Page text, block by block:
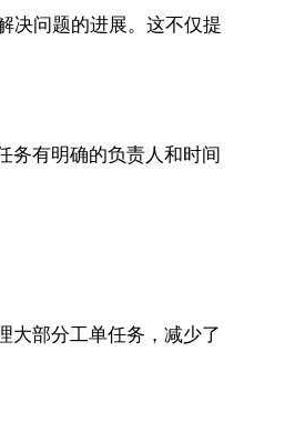
决问题的进展。这不仅提
务有明确的负责人和时间
大部分工单任务，减少了